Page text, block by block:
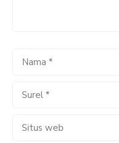
Nama
Surel
Situs